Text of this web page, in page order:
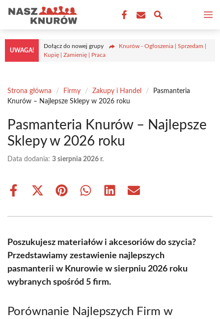
treści
UWAGA!
Dołącz do nowej grupy
Knurów - Ogłoszenia | Sprzedam |
Kupię | Zamienię | Praca
Strona główna / Firmy / Zakupy i Handel /
Pasmanteria
Knurów – Najlepsze Sklepy w 2026 roku
Pasmanteria Knurów – Najlepsze
Sklepy w 2026 roku
Data dodania: 3 sierpnia 2026 r.
Share
Share
(Twitter)
Share Share Share Share
Poszukujesz materiałów i akcesoriów do szycia?
Przedstawiamy zestawienie najlepszych
pasmanterii w Knurowie w sierpniu 2026 roku
wybranych spośród 5 firm.
Porównanie Najlepszych Firm w